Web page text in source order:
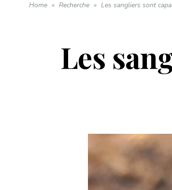
Home » Recherche » Les sangliers sont
Les